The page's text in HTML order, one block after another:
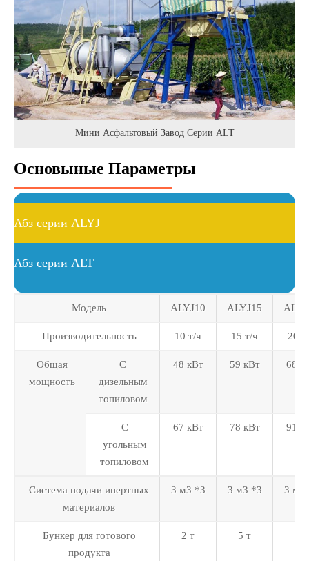
Мини Асфальтовый Завод Серии ALT
Основыные Параметры
Абз серии ALYJ
Абз серии ALT
Модель ALYJ10 ALYJ15
Производительность 10 т/ч 15 т/ч 20
Общая
мощность
С
дизельным
топиловом
48 кВт 59 кВт 68
С
угольным
топиловом
67 кВт 78 кВт 91
Система подачи инертных
материалов
3 м3 *3 3 м3 *3 3 м3
Бункер для готового
продукта
2 т 5 т